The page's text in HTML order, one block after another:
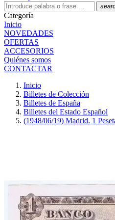
Categoría
Inicio
NOVEDADES
OFERTAS
ACCESORIOS
Quiénes somos
CONTACTAR
Inicio
Billetes de Colección
Billetes de España
Billetes del Estado Español
(1948/06/19) Madrid. 1